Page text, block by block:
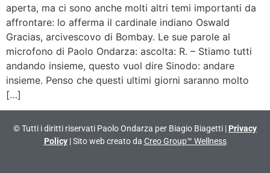
aperta, ma ci sono anche molti altri temi importanti da
affrontare: lo afferma il cardinale indiano Oswald
Gracias, arcivescovo di Bombay. Le sue parole al
microfono di Paolo Ondarza: ascolta: R. – Stiamo tutti
andando insieme, questo vuol dire Sinodo: andare
insieme. Penso che questi ultimi giorni saranno molto
[…]
© Tutti i diritti riservati Paolo Ondarza per Biagio Biagetti | Privacy
Policy| Sito web creato da Creo Group™ Wellness